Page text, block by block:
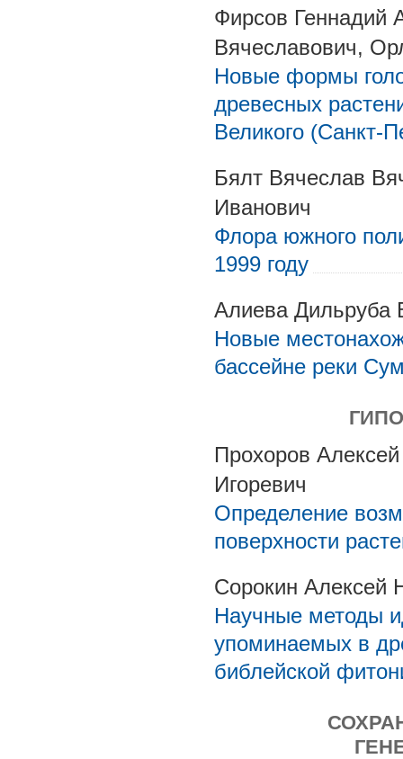
Фирсов Геннадий
Вячеславович,
Новые формы
древесных
Великого (Санкт-
Бялт Вячеслав
Иванович
Флора южного
1999 году
Алиева Дильруба
Новые
бассейне реки
Прохоров
Игоревич
Определение
поверхности
Сорокин Алексей
Научные методы
упоминаемых в
библейской